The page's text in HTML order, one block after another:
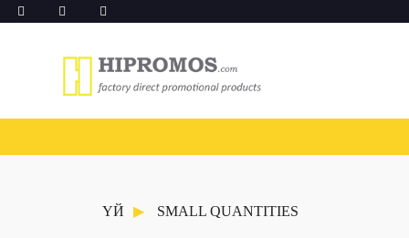
ҮЙ SMALL QUANTITIES